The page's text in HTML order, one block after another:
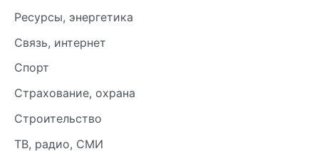
Ресурсы, энергетика
Связь, интернет
Спорт
Страхование, охрана
Строительство
ТВ, радио, СМИ